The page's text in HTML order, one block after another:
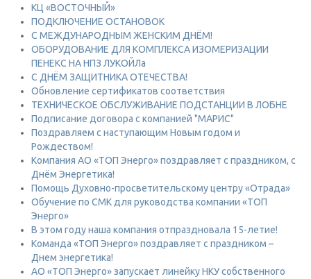
КЦ «ВОСТОЧНЫЙ»
ПОДКЛЮЧЕНИЕ ОСТАНОВОК
С МЕЖДУНАРОДНЫМ ЖЕНСКИМ ДНЁМ!
ОБОРУДОВАНИЕ ДЛЯ КОМПЛЕКСА ИЗОМЕРИЗАЦИИ
ПЕНЕКС НА НПЗ ЛУКОЙЛа
С ДНЁМ ЗАЩИТНИКА ОТЕЧЕСТВА!
Обновление сертификатов соответствия
ТЕХНИЧЕСКОЕ ОБСЛУЖИВАНИЕ ПОДСТАНЦИИ В ЛОБНЕ
Подписание договора с компанией "МАРИС"
Поздравляем с наступающим Новым годом и
Рождеством!
Компания АО «ТОП Энерго» поздравляет с праздником, с
Днём Энергетика!
Помощь Духовно-просветительскому центру «Отрада»
Обучение по СМК для руководства компании «ТОП
Энерго»
В этом году наша компания отпраздновала 15-летие!
Команда «ТОП Энерго» поздравляет с праздником –
Днем энергетика!
АО «ТОП Энерго» запускает линейку НКУ собственного